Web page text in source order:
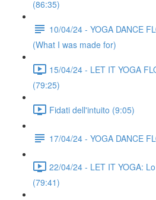
(86:35)
10/04/24 - YOGA DANCE
(What I was made for)
15/04/24 - LET IT YOGA
(79:25)
Fidati dell'intuito (9:05)
17/04/24 - YOGA DANCE
22/04/24 - LET IT YOGA:
(79:41)